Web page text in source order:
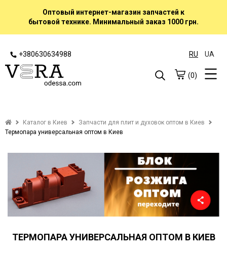
Оптовый интернет-магазин запчастей к
бытовой технике. Минимальный заказ 1000 грн.
+380630634988 RU UA
(0)
Каталог в Киев
Запчасти для плит и духовок оптом в Киев
Термопара универсальная оптом в Киев
ТЕРМОПАРА УНИВЕРСАЛЬНАЯ ОПТОМ В КИЕВ